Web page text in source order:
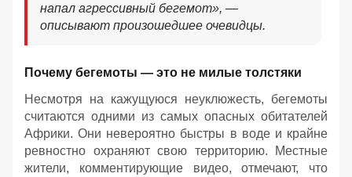
напал агрессивный бегемот», —
описывают произошедшее очевидцы.
Почему бегемоты — это не милые толстяки
Несмотря на кажущуюся неуклюжесть, бегемоты
считаются одними из самых опасных обитателей
Африки. Они невероятно быстры в воде и крайне
ревностно охраняют свою территорию. Местные
жители, комментирующие видео, отмечают, что